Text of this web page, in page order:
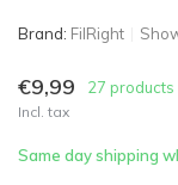
Brand: FilRight
€9,99 27 products
Incl. tax
Same day shipping